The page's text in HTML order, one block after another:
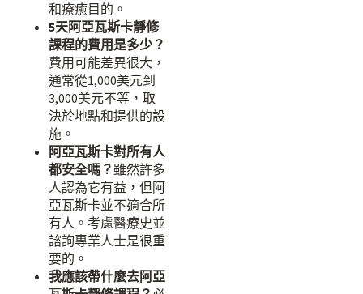
和療癒目的。
5天阿亞瓦斯卡靜修
課程的費用是多少？
費用可能差異很大，
通常從1,000美元到
3,000美元不等，取
決於地點和提供的設
施。
阿亞瓦斯卡對所有人
都安全嗎？ 雖然許多
人認為它有益，但阿
亞瓦斯卡並不適合所
有人。考慮醫療史並
諮詢專業人士是很重
要的。
我應該帶什麼去阿亞